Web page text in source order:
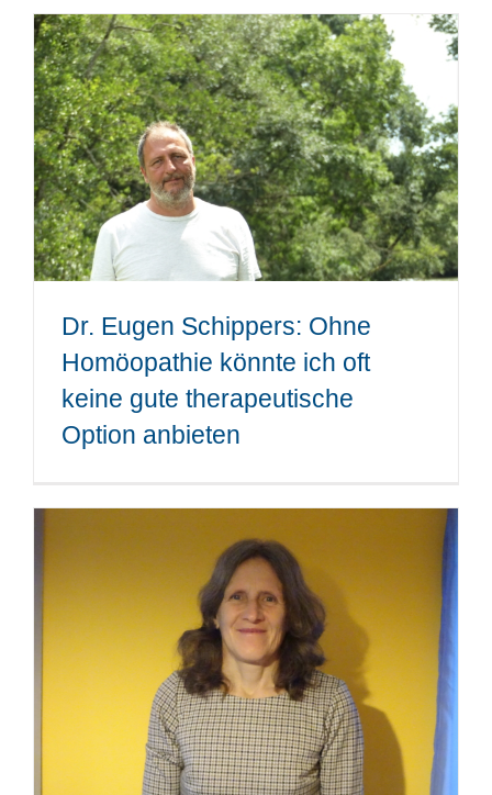
Dr. Eugen Schippers: Ohne
Homöopathie könnte ich oft
keine gute therapeutische
Option anbieten